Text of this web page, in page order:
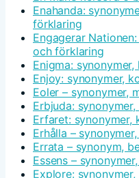
Enahanda:
förklaring
Engagerar
och förklaring
Enigma:
Enjoy: synonymer,
Eoler – synonymer,
Erbjuda:
Erfaret: synonymer,
Erhålla –
Errata – synonym,
Essens –
Explore: